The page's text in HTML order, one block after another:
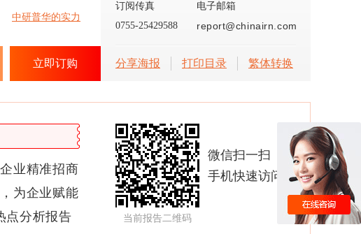
中研普华的实力
立即订购
订阅传真
0755-25429588
电子邮箱
report@chinairn.com
分享海报 打印目录 繁体转换
业精准招商
为企业赋能
点分析报告 当前报告二维码
微信扫一扫
手机快速访问